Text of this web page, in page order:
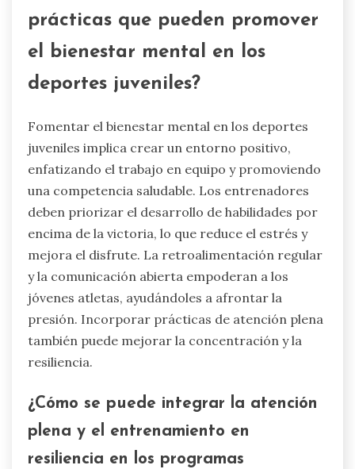
racionalizado en raras instancias, como una
presión extrema por tener éxito, un deseo de
encajar con los compañeros o una falta de
comprensión de las consecuencias. Estas
de un joven atleta sobre la integridad y la
equidad. Por ejemplo, en entornos altamente
competitivos, el estrés por rendir puede llevar a
elecciones poco éticas. Además, si los jóvenes
atletas observan a otros engañando sin
repercusiones, pueden sentirse justificados en
sus acciones. En última instancia, estas
racionalizaciones destacan la necesidad de
educación sobre el comportamiento ético y los
impactos a largo plazo del engaño en el
desarrollo personal.
¿Cuáles son las mejores
prácticas que pueden promover